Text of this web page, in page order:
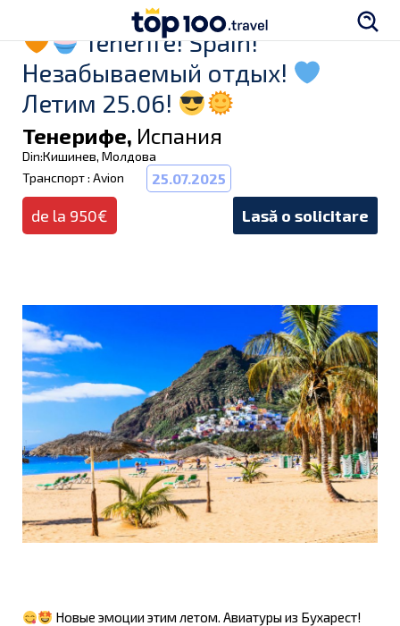
Tenеrifе! Spаin!
Незабываемый отдых!
Летим 25.06!
Тенерифе, Испания
Din:Кишинев, Молдова
Транспорт : Avion
25.07.2025
de la 950€ Lasă o solicitare
Новые эмоции этим летом. Авиатуры из Бухарест!